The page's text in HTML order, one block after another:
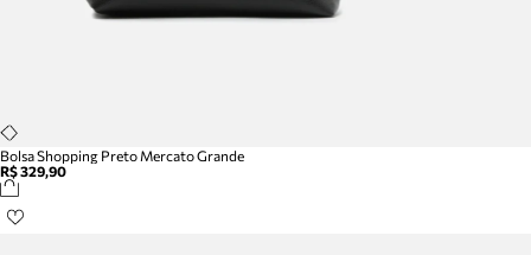
Bolsa Shopping Preto Mercato Grande
R$ 329,90